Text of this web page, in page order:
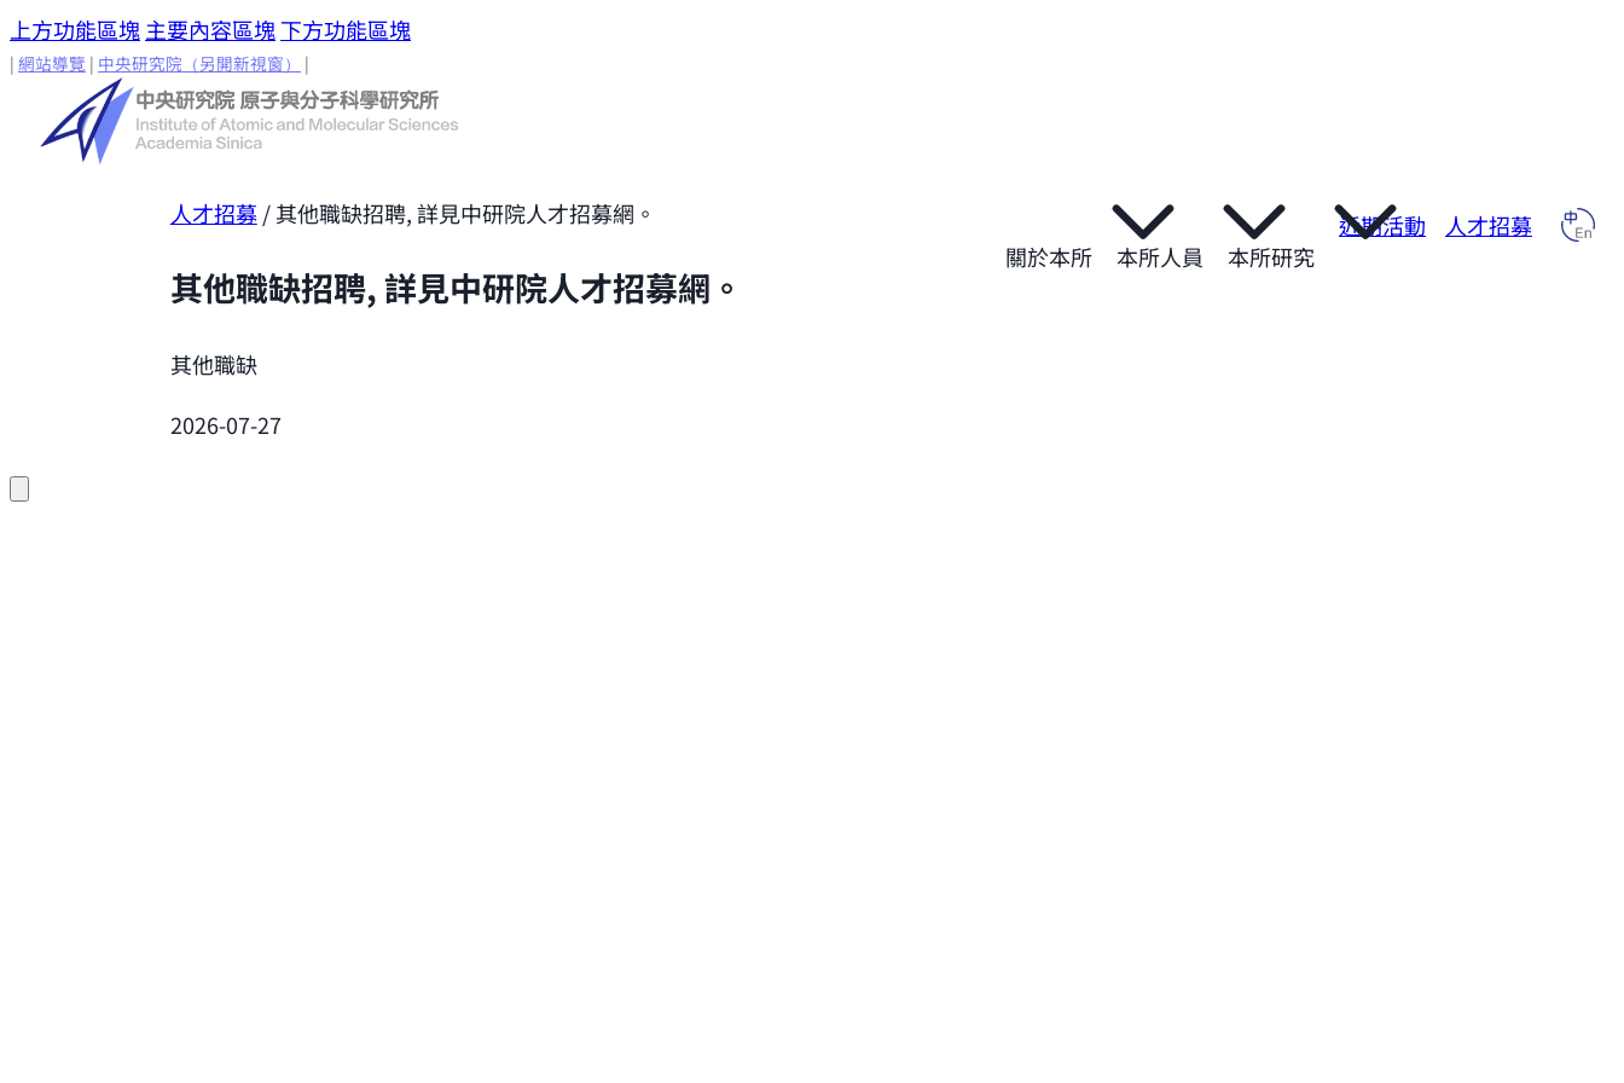
上方功能區塊 主要內容區塊 下方功能區塊
| 網站導覽 | 中央研究院 （另開新視窗） |
關於本所 本所人員 本所研究
近期活動 人才招募
人才招募 / 其他職缺招聘, 詳見中研院人才招募網。
其他職缺招聘, 詳見中研院人才招募網。
其他職缺
2026-07-27